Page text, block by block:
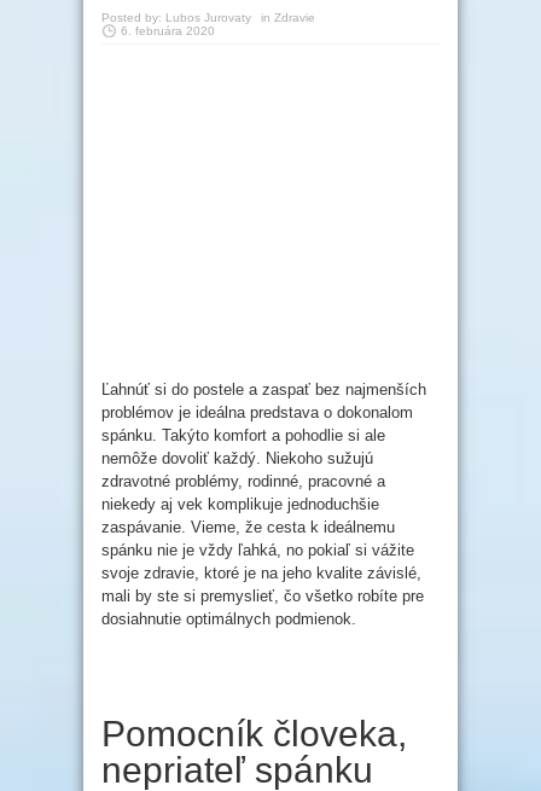
Posted by: Lubos Jurovaty in Zdravie
6. februára 2020
Ľahnúť si do postele a zaspať bez najmenších
problémov je ideálna predstava o dokonalom
spánku. Takýto komfort a pohodlie si ale
nemôže dovoliť každý. Niekoho sužujú
zdravotné problémy, rodinné, pracovné a
niekedy aj vek komplikuje jednoduchšie
zaspávanie. Vieme, že cesta k ideálnemu
spánku nie je vždy ľahká, no pokiaľ si vážite
svoje zdravie, ktoré je na jeho kvalite závislé,
mali by ste si premyslieť, čo všetko robíte pre
dosiahnutie optimálnych podmienok.
Pomocník človeka,
nepriateľ spánku